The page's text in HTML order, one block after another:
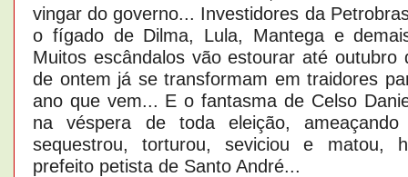
vingar do governo... Investidores da
o fígado de Dilma, Lula, Mantega e
Muitos escândalos vão estourar até outubro
de ontem já se transformam em traidores
ano que vem... E o fantasma de Celso
na véspera de toda eleição,
sequestrou, torturou, seviciou e matou,
prefeito petista de Santo André...